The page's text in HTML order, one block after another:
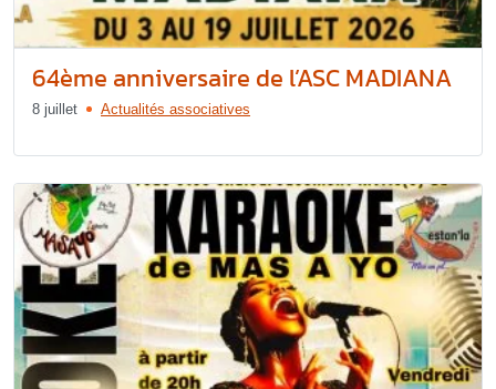
64ème anniversaire de l’ASC MADIANA
8 juillet Actualités associatives